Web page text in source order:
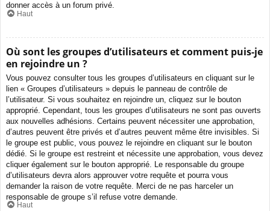
donner accès à un forum privé.
Haut
Où sont les groupes d’utilisateurs et comment puis-je
en rejoindre un ?
Vous pouvez consulter tous les groupes d’utilisateurs en cliquant sur le
lien « Groupes d’utilisateurs » depuis le panneau de contrôle de
l’utilisateur. Si vous souhaitez en rejoindre un, cliquez sur le bouton
approprié. Cependant, tous les groupes d’utilisateurs ne sont pas ouverts
aux nouvelles adhésions. Certains peuvent nécessiter une approbation,
d’autres peuvent être privés et d’autres peuvent même être invisibles. Si
le groupe est public, vous pouvez le rejoindre en cliquant sur le bouton
dédié. Si le groupe est restreint et nécessite une approbation, vous devez
cliquer également sur le bouton approprié. Le responsable du groupe
d’utilisateurs devra alors approuver votre requête et pourra vous
demander la raison de votre requête. Merci de ne pas harceler un
responsable de groupe s’il refuse votre demande.
Haut